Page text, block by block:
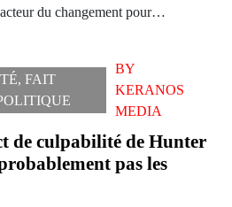
du changement pour…
,FAIT
BY
KERANOS
MEDIA
de culpabilité de Hunter
pas les